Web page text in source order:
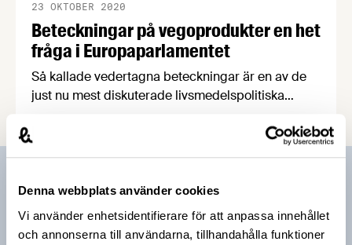
Denna webbplats använder cookies
Vi använder enhetsidentifierare för att anpassa innehållet
och annonserna till användarna, tillhandahålla funktioner
Beteckningar på vegoprodukter en het
fråga i Europaparlamentet
23 OKTOBER 2020
Så kallade vedertagna beteckningar är en av de
just nu mest diskuterade livsmedelspolitiska
sammanfattat, om två tillägg i lagstiftningen om
användas på produkter som innehåller kött. Beslut
i frågan väntas under fredagen den 23 oktober.
Prenumerera på vårt nyhetsbrev
Vårt nyhetsbrev kommer ut 3-4 gånger i månaden och
riktar sig till alla med ett intresse för